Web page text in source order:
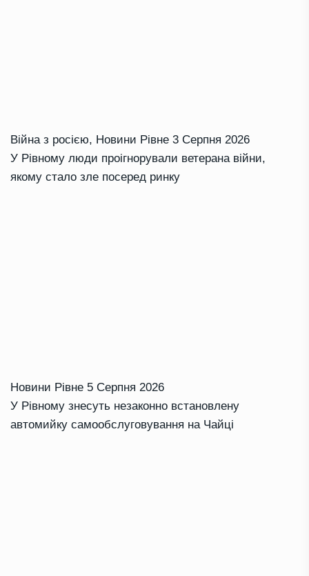
Війна з росією, Новини Рівне 3 Серпня 2026
У Рівному люди проігнорували ветерана війни,
якому стало зле посеред ринку
Новини Рівне 5 Серпня 2026
У Рівному знесуть незаконно встановлену
автомийку самообслуговування на Чайці